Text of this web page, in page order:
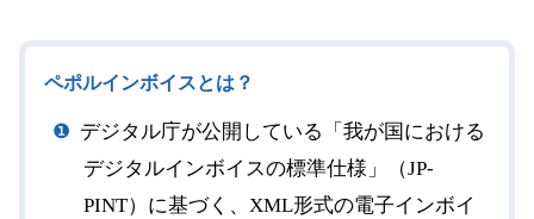
ペポルインボイスとは？
デジタル庁が公開している「我が国における
デジタルインボイスの標準仕様」（JP-
PINT）に基づく、XML形式の電子インボイ